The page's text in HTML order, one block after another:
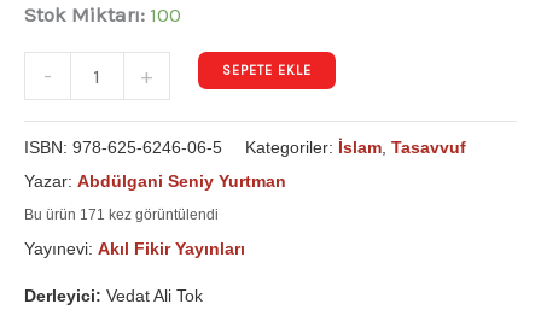
Stok Miktarı: 100
- + SEPETE EKLE
ISBN: 978-625-6246-06-5 Kategoriler: İslam Tasavvuf
Yazar: Abdülgani Seniy Yurtman
Bu ürün 171 kez görüntülendi
Yayınevi: Akıl Fikir Yayınları
Derleyici: Vedat Ali Tok